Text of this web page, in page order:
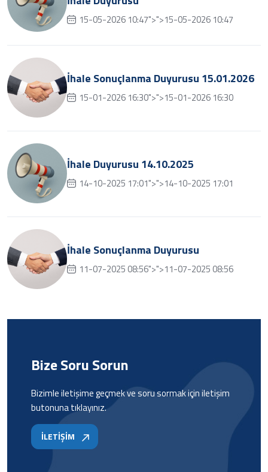
15-05-2026 10:47">">15-05-2026 10:47
İhale Sonuçlanma Duyurusu 15.01.2026
15-01-2026 16:30">">15-01-2026 16:30
İhale Duyurusu 14.10.2025
14-10-2025 17:01">">14-10-2025 17:01
İhale Sonuçlanma Duyurusu
11-07-2025 08:56">">11-07-2025 08:56
Bize Soru Sorun
Bizimle iletişime geçmek ve soru sormak için iletişim
butonuna tıklayınız.
İLETİŞİM